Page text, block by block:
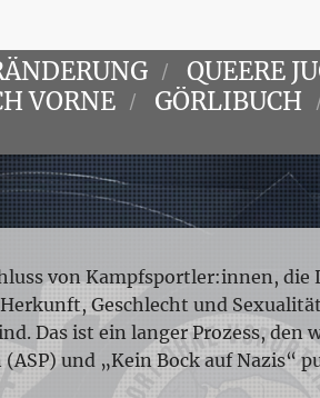
QUEERE
VORNE GÖRLIBUCH
von Kampfsportler:innen, die
Geschlecht und
Das ist ein langer Prozess, den
und „Kein Bock auf Nazis“